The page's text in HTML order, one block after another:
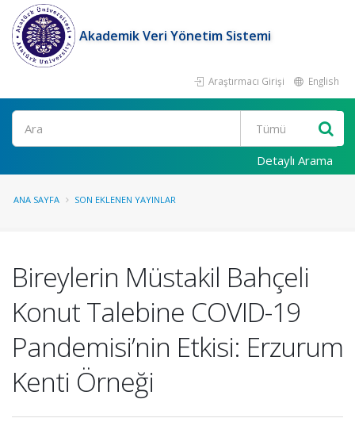
Akademik Veri Yönetim Sistemi
Araştırmacı Girişi English
Ara
Detaylı Arama
ANA SAYFA SON EKLENEN YAYINLAR
Bireylerin Müstakil Bahçeli
Konut Talebine COVID-19
Pandemisi’nin Etkisi: Erzurum
Kenti Örneği